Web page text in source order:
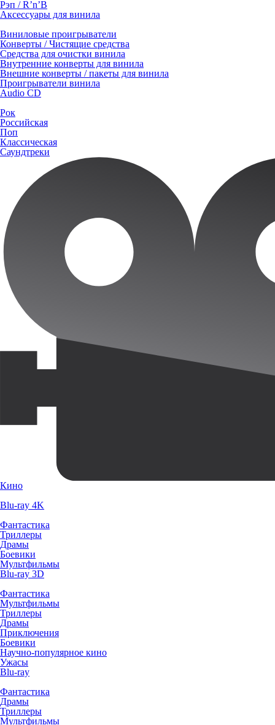
Рэп / R’n’B
Аксессуары для винила
Виниловые проигрыватели
Конверты / Чистящие средства
Средства для очистки винила
Внутренние конверты для винила
Внешние конверты / пакеты для винила
Проигрыватели винила
Audio CD
Рок
Российская
Поп
Классическая
Саундтреки
Кино
Blu-ray 4K
Фантастика
Триллеры
Драмы
Боевики
Мультфильмы
Blu-ray 3D
Фантастика
Мультфильмы
Триллеры
Драмы
Приключения
Боевики
Научно-популярное кино
Ужасы
Blu-ray
Фантастика
Драмы
Триллеры
Мультфильмы